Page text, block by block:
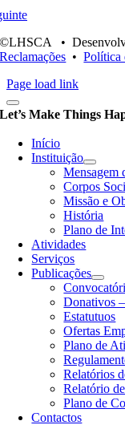
©LHSCA •
Reclamações •Política
Page load link
Let’s Make Things
Início
Instituição
Mensagem
Corpos
Missão e
História
Plano de
Atividades
Serviços
Publicações
Donativos
Estatutuos
Ofertas
Plano de
Relatórios
Relatório
Plano de
Contactos